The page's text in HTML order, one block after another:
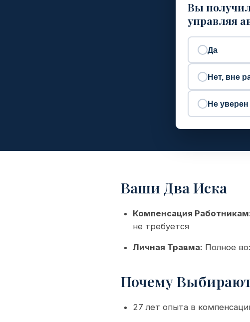
Вы
управляя
Да
Нет, вне
Не уверен
Ваши Два Иска
Компенсация
не требуется
Личная Травма: Полное
Почему
27 лет опыта в